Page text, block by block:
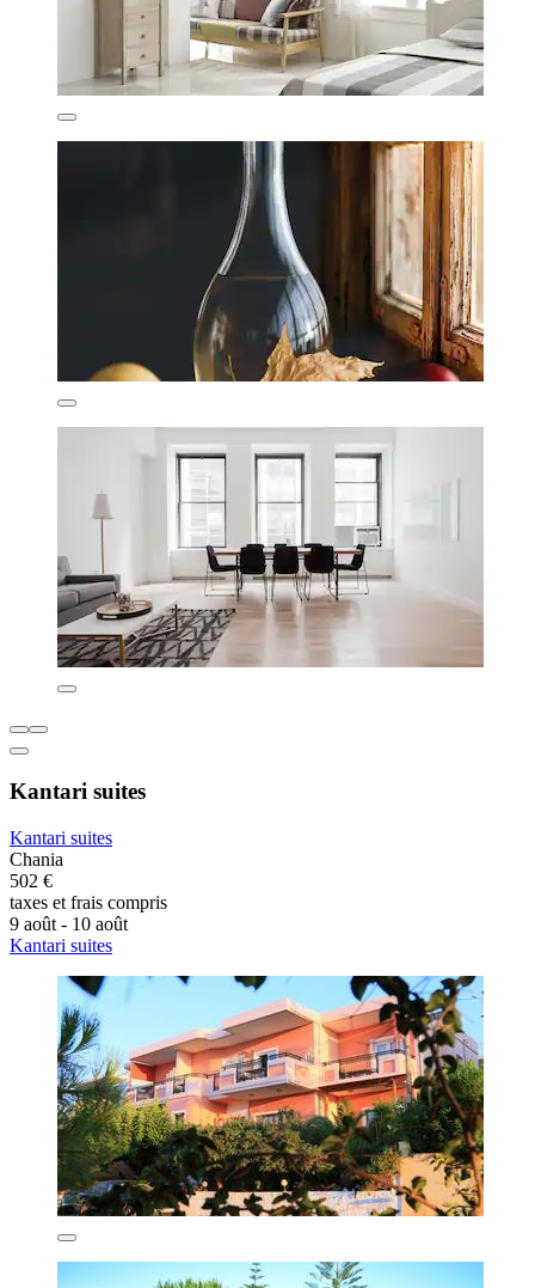
Kantari suites
Kantari suites
Chania
502 €
taxes et frais compris
9 août - 10 août
Kantari suites